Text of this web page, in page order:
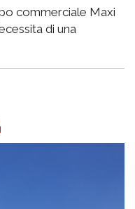
commerciale Maxi
di una